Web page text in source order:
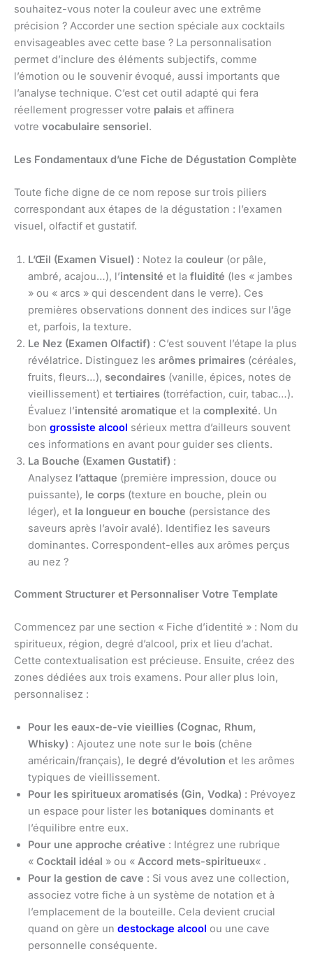
souhaitez-vous noter la couleur avec une extrême
précision ? Accorder une section spéciale aux cocktails
envisageables avec cette base ? La personnalisation
permet d’inclure des éléments subjectifs, comme
l’émotion ou le souvenir évoqué, aussi importants que
l’analyse technique. C’est cet outil adapté qui fera
réellement progresser votre palais et affinera
votre vocabulaire sensoriel.
Les Fondamentaux d’une Fiche de Dégustation Complète
Toute fiche digne de ce nom repose sur trois piliers
correspondant aux étapes de la dégustation : l’examen
visuel, olfactif et gustatif.
L’Œil (Examen Visuel) : Notez la couleur (or pâle,
ambré, acajou…), l’intensité et la fluidité (les « jambes
» ou « arcs » qui descendent dans le verre). Ces
premières observations donnent des indices sur l’âge
et, parfois, la texture.
Le Nez (Examen Olfactif) : C’est souvent l’étape la plus
révélatrice. Distinguez les arômes primaires (céréales,
fruits, fleurs…), secondaires (vanille, épices, notes de
vieillissement) et tertiaires (torréfaction, cuir, tabac…).
Évaluez l’intensité aromatique et la complexité. Un
bon grossiste alcool sérieux mettra d’ailleurs souvent
ces informations en avant pour guider ses clients.
La Bouche (Examen Gustatif) :
Analysez l’attaque (première impression, douce ou
puissante), le corps (texture en bouche, plein ou
léger), et la longueur en bouche (persistance des
saveurs après l’avoir avalé). Identifiez les saveurs
dominantes. Correspondent-elles aux arômes perçus
au nez ?
Comment Structurer et Personnaliser Votre Template
Commencez par une section « Fiche d’identité » : Nom du
spiritueux, région, degré d’alcool, prix et lieu d’achat.
Cette contextualisation est précieuse. Ensuite, créez des
zones dédiées aux trois examens. Pour aller plus loin,
personnalisez :
Pour les eaux-de-vie vieillies (Cognac, Rhum,
Whisky) : Ajoutez une note sur le bois (chêne
américain/français), le degré d’évolution et les arômes
typiques de vieillissement.
Pour les spiritueux aromatisés (Gin, Vodka) : Prévoyez
un espace pour lister les botaniques dominants et
l’équilibre entre eux.
Pour une approche créative : Intégrez une rubrique
« Cocktail idéal » ou « Accord mets-spiritueux« .
Pour la gestion de cave : Si vous avez une collection,
associez votre fiche à un système de notation et à
l’emplacement de la bouteille. Cela devient crucial
quand on gère un destockage alcool ou une cave
personnelle conséquente.